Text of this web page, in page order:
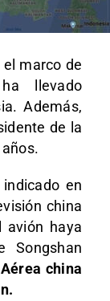
marco de
llevado
Además,
de la
en
china
avión haya
Songshan
china